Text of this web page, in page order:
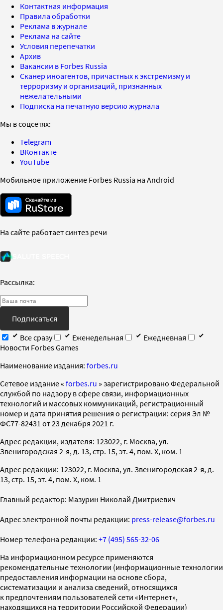
Контактная информация
Правила обработки
Реклама в журнале
Реклама на сайте
Условия перепечатки
Архив
Вакансии в Forbes Russia
Сканер иноагентов, причастных к экстремизму и
терроризму и организаций, признанных
нежелательными
Подписка на печатную версию журнала
Мы в соцсетях:
Telegram
ВКонтакте
YouTube
Мобильное приложение Forbes Russia на Android
На сайте работает синтез речи
Рассылка:
Подписаться
Все сразу
Еженедельная
Ежедневная
Новости Forbes Games
Наименование издания: forbes.ru
Cетевое издание « forbes.ru » зарегистрировано Федеральной
службой по надзору в сфере связи, информационных
технологий и массовых коммуникаций, регистрационный
номер и дата принятия решения о регистрации: серия Эл №
ФС77-82431 от 23 декабря 2021 г.
Адрес редакции, издателя: 123022, г. Москва, ул.
Звенигородская 2-я, д. 13, стр. 15, эт. 4, пом. X, ком. 1
Адрес редакции: 123022, г. Москва, ул. Звенигородская 2-я, д.
13, стр. 15, эт. 4, пом. X, ком. 1
Главный редактор: Мазурин Николай Дмитриевич
Адрес электронной почты редакции: press-release@forbes.ru
Номер телефона редакции: +7 (495) 565-32-06
На информационном ресурсе применяются
рекомендательные технологии (информационные технологии
предоставления информации на основе сбора,
систематизации и анализа сведений, относящихся
к предпочтениям пользователей сети «Интернет»,
находящихся на территории Российской Федерации)